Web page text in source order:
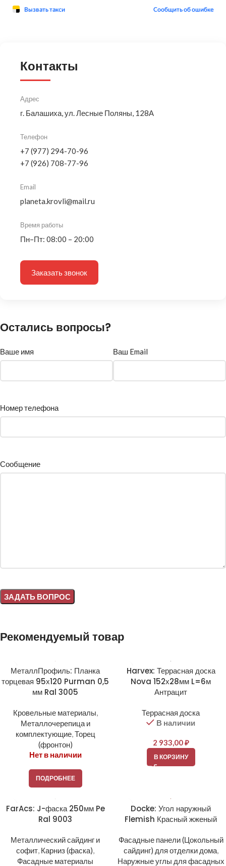
Контакты
Адрес
г. Балашиха, ул. Лесные Поляны, 128А
Телефон
+7 (977) 294-70-96
+7 (926) 708-77-96
Email
planeta.krovli@mail.ru
Время работы
Пн–Пт: 08:00 – 20:00
Заказать звонок
Остались вопросы?
Ваше имя Ваш Email
Номер телефона
Сообщение
Рекомендуемый товар
МеталлПрофиль: Планка
торцевая 95х120 Purman 0,5
мм Ral 3005
Кровельные материалы,
Металлочерепица и
комплектующие,Торец
(фронтон)
Нет в наличии
ПОДРОБНЕЕ
Harvex: Террасная доска
Nova 152х28мм L=6м
Антрацит
Террасная доска
В наличии
2 933,00₽
В КОРЗИНУ
FarAcs: J-фаска 250мм Pe
Ral 9003
Металлический сайдинг и
софит, Карниз (фаска),
Фасадные материалы
Docke: Угол наружный
Flemish Красный жженый
Фасадные панели (Цокольный
сайдинг) для отделки дома,
Наружные углы для фасадных